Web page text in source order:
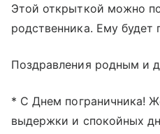
Этой открыткой можно
родственника. Ему будет
Поздравления родным и
* С Днем пограничника!
выдержки и спокойных